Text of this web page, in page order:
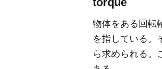
物体をある回転
を指している。
ら求められる。